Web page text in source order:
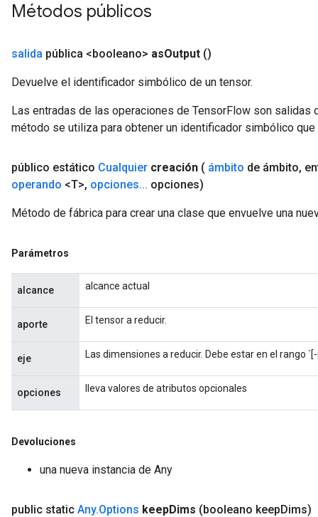
Métodos públicos
salida pública <booleano> asOutput ()
Devuelve el identificador simbólico de un tensor.
Las entradas de las operaciones de TensorFlow son salidas
método se utiliza para obtener un identificador simbólico
público estático Cualquier creación ( ámbito de ámbito,
operando <T>, opciones... opciones)
Método de fábrica para crear una clase que envuelve una
Parámetros
alcance alcance actual
aporte El tensor a reducir.
eje Las dimensiones a reducir. Debe estar en el rango
opciones lleva valores de atributos opcionales
Devoluciones
una nueva instancia de Any
public static Any.Options keepDims (booleano keepDims)